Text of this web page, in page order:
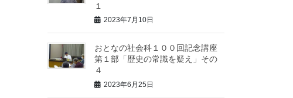
１
2023年7月10日
おとなの社会科１００回記念講座
第１部「歴史の常識を疑え」その
４
2023年6月25日